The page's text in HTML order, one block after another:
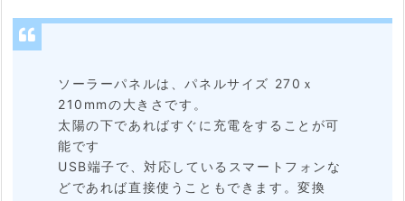
ソーラーパネルは、パネルサイズ 270ｘ
210mmの大きさです。
太陽の下であればすぐに充電をすることが可
能です
USB端子で、対応しているスマートフォンな
どであれば直接使うこともできます。変換